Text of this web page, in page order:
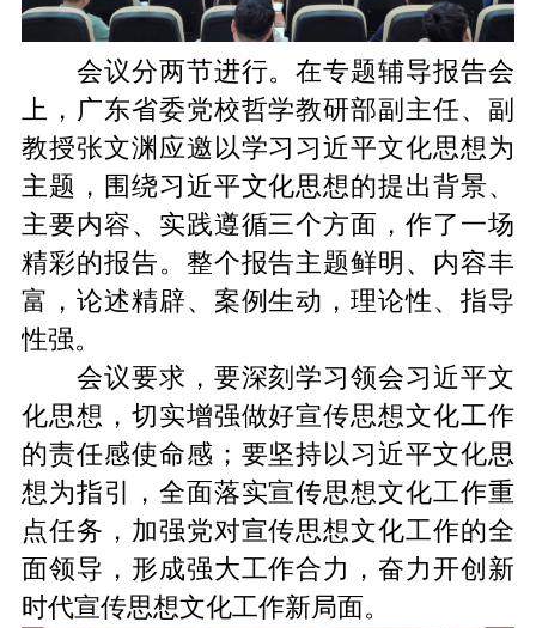
会议分两节进行。在专题辅导报告会
上，广东省委党校哲学教研部副主任、副
教授张文渊应邀以学习习近平文化思想为
主题，围绕习近平文化思想的提出背景、
主要内容、实践遵循三个方面，作了一场
精彩的报告。整个报告主题鲜明、内容丰
富，论述精辟、案例生动，理论性、指导
性强。
会议要求，要深刻学习领会习近平文
化思想，切实增强做好宣传思想文化工作
的责任感使命感；要坚持以习近平文化思
想为指引，全面落实宣传思想文化工作重
点任务，加强党对宣传思想文化工作的全
面领导，形成强大工作合力，奋力开创新
时代宣传思想文化工作新局面。